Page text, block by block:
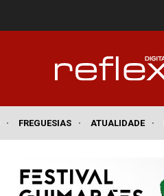
· FREGUESIAS · ATUALIDADE ·